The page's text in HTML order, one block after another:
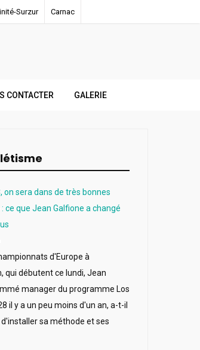
Surzur Carnac
CONTACTER GALERIE
on sera dans de très bonnes
ce que Jean Galfione a changé
d'Europe à
qui débutent ce lundi, Jean
manager du programme Los
il y a un peu moins d'un an, a-t-il
sa méthode et ses